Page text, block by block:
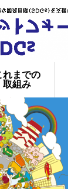
れまでの
取組み